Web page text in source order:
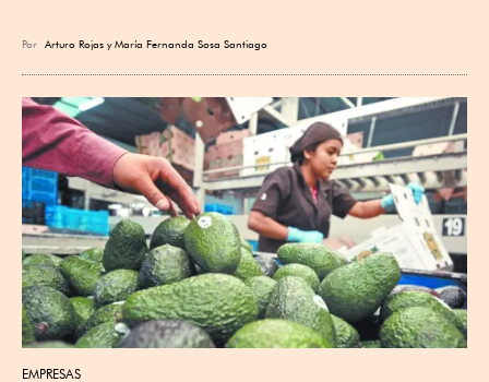
Por Arturo Rojas yMaría Fernanda Sosa Santiago
EMPRESAS